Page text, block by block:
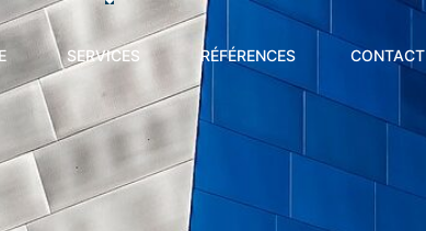
SERVICES RÉFÉRENCES CONTACT